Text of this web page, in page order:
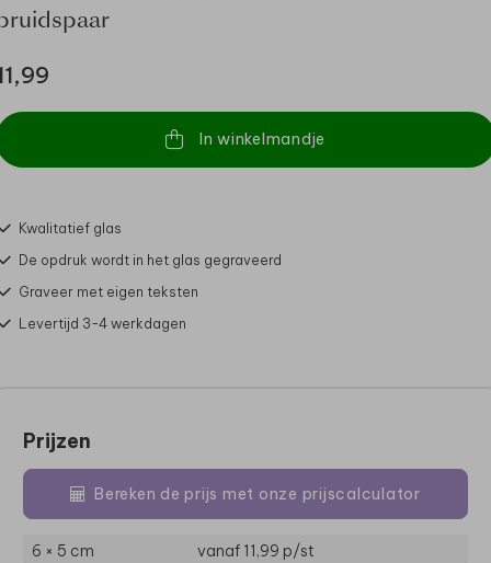
In winkelmandje
Kwalitatief glas
De opdruk wordt in het glas gegraveerd
Graveer met eigen teksten
Levertijd 3-4 werkdagen
Prijzen
Bereken de prijs met onze prijscalculator
6 × 5 cm vanaf 11,99 p/st